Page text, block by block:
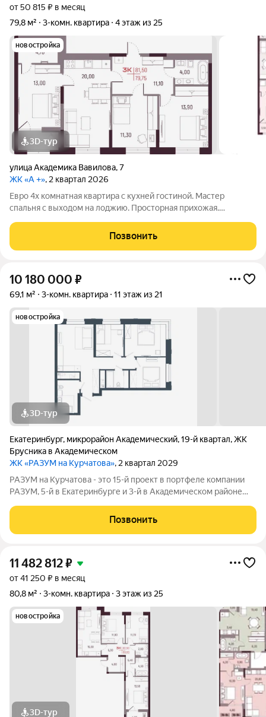
от 50 815 ₽ в месяц
79,8 м²
3-комн. квартира 4 этаж из 25
новостройка
3D-тур
улица Академика Вавилова,7
ЖК «А +», 2 квартал 2026
Евро 4х комнатная квартира с кухней гостиной. Мастер
спальня с выходом на лоджию. Просторная прихожая.
Юг. Современные планировки, просторные
Позвонить
10 180 000 ₽
69,1 м² 3-комн. квартира 11 этаж из 21
новостройка
3D-тур
Екатеринбург, микрорайон Академический,19-й квартал,ЖК
Брусника в Академическом
ЖК «РАЗУМ на Курчатова», 2 квартал 2029
РАЗУМ на Курчатова - это 15-й проект в портфеле компании
РАЗУМ, 5-й в Екатеринбурге и 3-й в Академическом районе
состоит из шести секций, архитектура которых ориентирована
на сохранение визуальной
Позвонить
11 482 812₽
от 41 250 ₽ в месяц
80,8 м²
3-комн. квартира 3 этаж из 25
новостройка
3D-тур